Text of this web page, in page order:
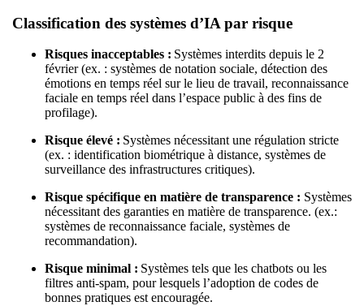
Classification des systèmes d’IA par risque
Risques inacceptables : Systèmes interdits depuis le 2
février (ex. : systèmes de notation sociale, détection des
émotions en temps réel sur le lieu de travail, reconnaissance
faciale en temps réel dans l’espace public à des fins de
profilage).
Risque élevé : Systèmes nécessitant une régulation stricte
(ex. : identification biométrique à distance, systèmes de
surveillance des infrastructures critiques).
Risque spécifique en matière de transparence : Systèmes
nécessitant des garanties en matière de transparence. (ex.:
systèmes de reconnaissance faciale, systèmes de
recommandation).
Risque minimal : Systèmes tels que les chatbots ou les
filtres anti-spam, pour lesquels l’adoption de codes de
bonnes pratiques est encouragée.